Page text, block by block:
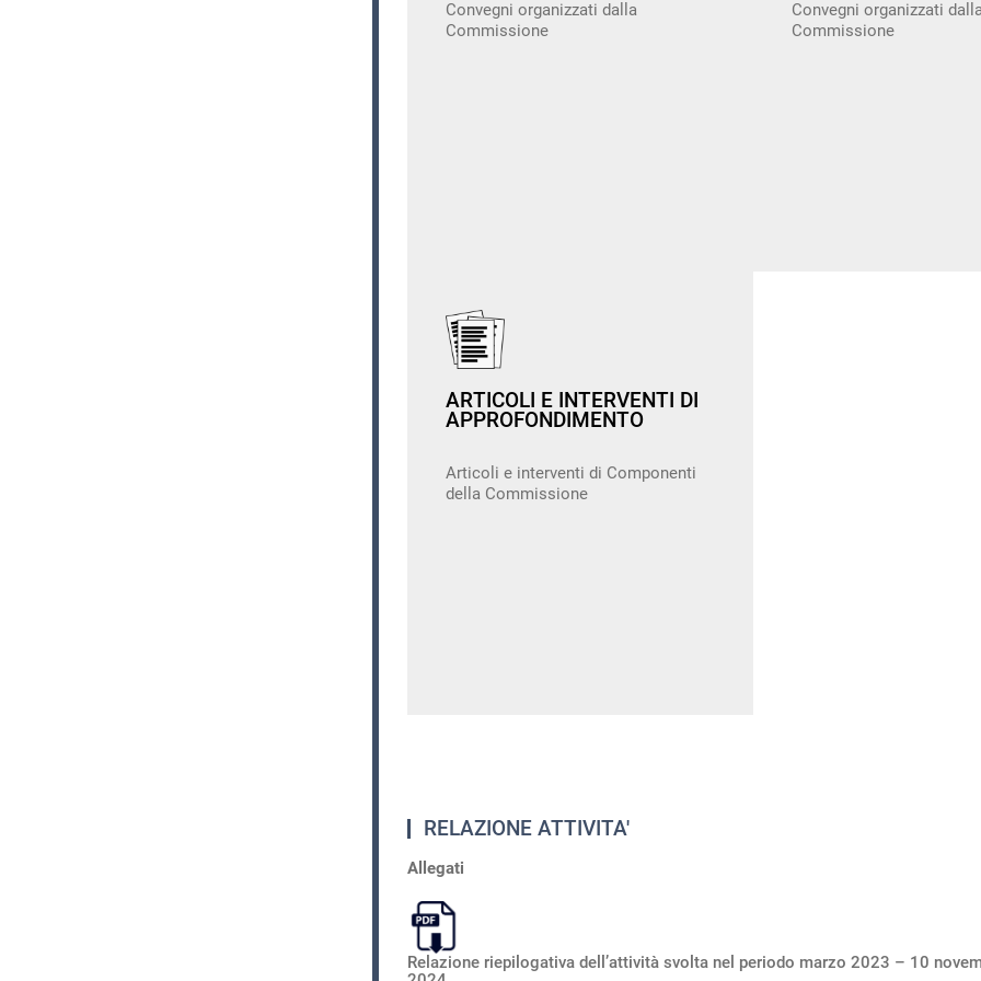
Convegni organizzati dalla
Commissione
Convegni organizzati
Commissione
ARTICOLI E INTERVENTI DI
APPROFONDIMENTO
Articoli e interventi di Componenti
della Commissione
RELAZIONE ATTIVITA'
Allegati
Relazione riepilogativa dell’attività svolta nel periodo marzo 2023 – 10